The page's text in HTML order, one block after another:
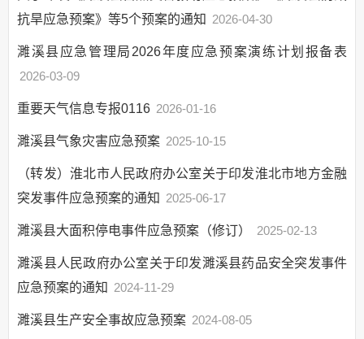
公共服务和中介服
涉企收费和市场准
入负面清单
政府集中采购
三大攻坚战
“放管服”改革
重大建设项目
公共资源交易
义务教育
抗旱应急预案》等5个预案的通知 2026-04-30
濉溪县应急管理局2026年度应急预案演练计划报备表
2026-03-09
重要天气信息专报0116 2026-01-16
濉溪县气象灾害应急预案 2025-10-15
（转发）淮北市人民政府办公室关于印发淮北市地方金融
突发事件应急预案的通知 2025-06-17
濉溪县大面积停电事件应急预案（修订） 2025-02-13
濉溪县人民政府办公室关于印发濉溪县药品安全突发事件
应急预案的通知 2024-11-29
濉溪县生产安全事故应急预案 2024-08-05